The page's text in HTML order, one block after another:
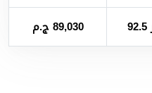
89,030 ج.م